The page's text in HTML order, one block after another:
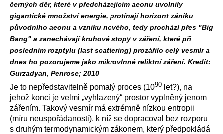
černých děr, které v předcházejícím aeonu uvolnily
gigantické množství energie, protínají horizont zániku
původního aeonu a vzniku nového, tedy prochází přes "Big
Bang" a zanechávají kruhové stopy v záření, které při
posledním rozptylu (last scattering) prozářilo celý vesmír a
dnes ho pozorujeme jako mikrovlnné reliktní záření. Kredit:
Gurzadyan, Penrose; 2010
Je to nepředstavitelně pomalý proces (1090 let?), na
jehož konci je velmi „vyhlazený“ prostor vyplněný jenom
zářením. Takový vesmír má extrémně nízkou entropii
(míru neuspořádanosti), k níž se dopracoval bez rozporu
s druhým termodynamickým zákonem, který předpokládá